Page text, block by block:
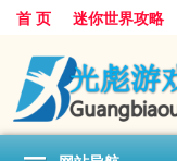
首 页 迷你世界攻略